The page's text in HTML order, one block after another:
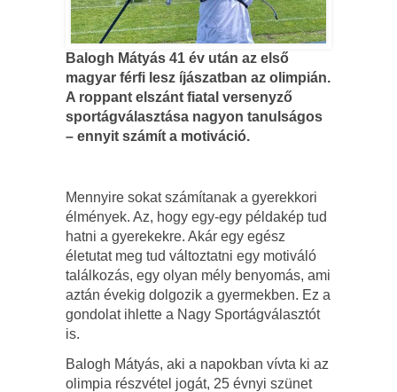
Balogh Mátyás 41 év után az első
magyar férfi lesz íjászatban az olimpián.
A roppant elszánt fiatal versenyző
sportágválasztása nagyon tanulságos
– ennyit számít a motiváció.
Mennyire sokat számítanak a gyerekkori
élmények. Az, hogy egy-egy példakép tud
hatni a gyerekekre. Akár egy egész
életutat meg tud változtatni egy motiváló
találkozás, egy olyan mély benyomás, ami
aztán évekig dolgozik a gyermekben. Ez a
gondolat ihlette a Nagy Sportágválasztót
is.
Balogh Mátyás, aki a napokban vívta ki az
olimpia részvétel jogát, 25 évnyi szünet